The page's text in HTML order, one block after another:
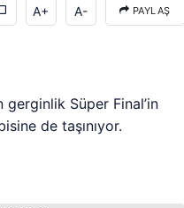
A+ A- PAYLAŞ
Süper Final’in
de taşınıyor.